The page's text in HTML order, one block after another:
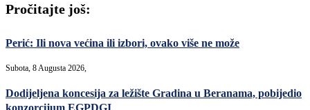
Pročitajte još:
Perić: Ili nova većina ili izbori, ovako više ne može
Subota, 8 Augusta 2026,
Dodijeljena koncesija za ležište Gradina u Beranama, pobijedio
konzorcijum EGPDGI